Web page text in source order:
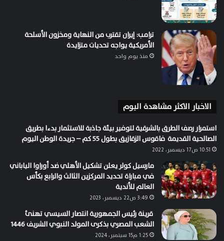
ترامب: إيران تقترب من النهاية ومخزون الأسلحة
الأمريكية يواجه تحديات متزايدة
منذ يوم واحد
الاخبار الاكثر مشاهدة اليوم
استمرار رصف الطرق بالشرقية لتوفير بيئة جاذبة للاستثمار بدءا بطريق
الصالحية القديمة فاقوس الزقازيق بطول 55 كم – جريدة الوطن اليوم
10:51 ص17 ديسمبر، 2022
مارسيل كولر يعلن تشكيل الأهلي ضد أوراوا الياباني
في مباراة تحديد المركزين الثالث والرابع بكأس
العالم للأندية
3:49 ص22 ديسمبر، 2023
قرينة رئيس الجمهورية انتصار السيسي تهنئ
الشعب المصري بذكرى المولد النبوي الشريف 1446
1:25 م15 سبتمبر، 2024